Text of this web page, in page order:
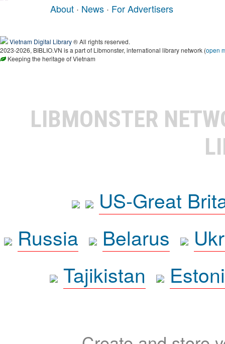
About · News · For Advertisers
Vietnam Digital Library® All rights reserved.
2023-2026, BIBLIO.VN is a part of Libmonster, international library network (open
Keeping the heritage of Vietnam
LIBMONSTER
US-Great
Russia
Belarus
Tajikistan